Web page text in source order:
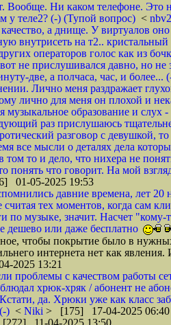
Вообще. Ни каком телефоне. Это
у теле2? (-) (Тупой вопрос) <
а днище. У виртуалов
внутрисеть на т2.. кристальный
операторов голос как из
не прислушивался давно, но не
две, а полчаса, час, и более...
Лично меня раздражает
лично для меня он плохой и
музыкальное образование и слух
раз прислушаюсь
разговор с девушкой,
все мысли о деталях дела
том то и дело, что нихера не
понять что говорит. На мой
01-05-2025 19:53
давние времена, лет 20
считая тех моментов, когда сам
по музыке, значит. Насчет "кому-
дешево или даже бесплатно
чтобы покрытие было в
интернета нет как
2025 13:21
проблемы с качеством работы
хрюк-хряк / абонент не
Кстати, да. Хрюки уже как класс
(-) < Niki > [175] 17-04-2025 06:40
11-04-2025 13:50